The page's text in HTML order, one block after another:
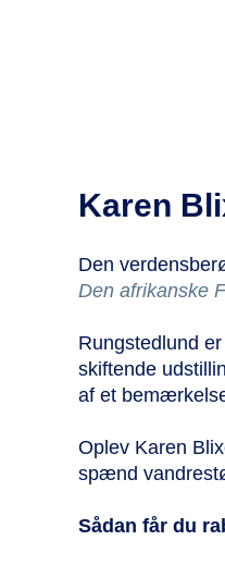
Karen
Den
Den afrikanske
Rungstedlund
skiftende
af et
Oplev Karen
spænd
Sådan får du